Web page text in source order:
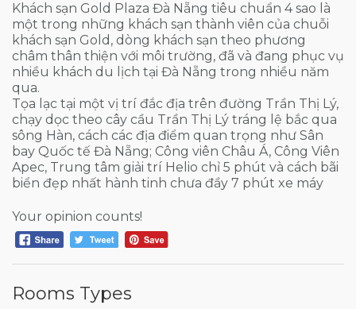
Khách sạn Gold Plaza Đà Nẵng tiêu chuẩn 4 sao là
một trong những khách sạn thành viên của chuỗi
khách sạn Gold, dòng khách sạn theo phương
châm thân thiện với môi trường, đã và đang phục vụ
nhiều khách du lịch tại Đà Nẵng trong nhiều năm
qua.
Tọa lạc tại một vị trí đắc địa trên đường Trần Thị Lý,
chạy dọc theo cây cầu Trần Thị Lý tráng lệ bắc qua
sông Hàn, cách các địa điểm quan trọng như Sân
bay Quốc tế Đà Nẵng; Công viên Châu Á, Công Viên
Apec, Trung tâm giải trí Helio chỉ 5 phút và cách bãi
biển đẹp nhất hành tinh chưa đầy 7 phút xe máy
Your opinion counts!
Rooms Types